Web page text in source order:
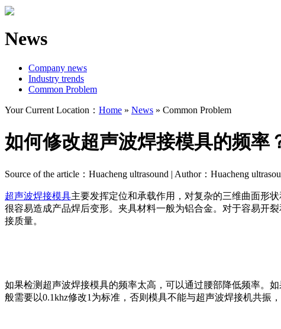
News
Company news
Industry trends
Common Problem
Your Current Location： Home » News » Common Problem
如何修改超声波焊接模具的频率
Source of the article：Huacheng ultrasound | Author：Huacheng
超声波焊接模具主要发挥定位和承载作用，对复杂的三维曲面形
很容易造成产品焊后变形。夹具材料一般为铝合金。对于容易开
接质量。
如果检测超声波焊接模具的频率太高，可以通过腰部降低频率。
般需要以0.1khz修改1为标准，否则模具不能与超声波焊接机共振